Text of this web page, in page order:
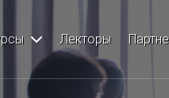
Курсы
Хирургия и
Лекторы